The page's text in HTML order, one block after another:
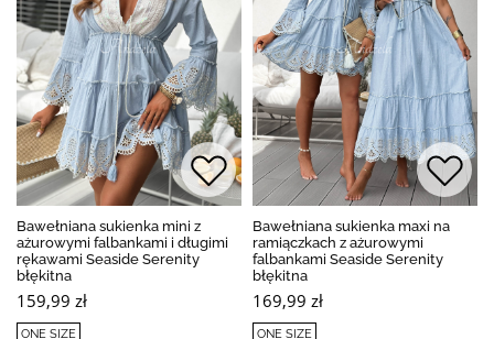
Bawełniana sukienka mini z
ażurowymi falbankami i długimi
rękawami Seaside Serenity
błękitna
159,99 zł
ONE SIZE
Bawełniana sukienka maxi na
ramiączkach z ażurowymi
falbankami Seaside Serenity
błękitna
169,99 zł
ONE SIZE